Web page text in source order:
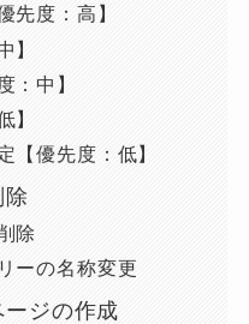
先度：高】
】
：中】
】
【優先度：低】
除
ーの名称変更
ジの作成